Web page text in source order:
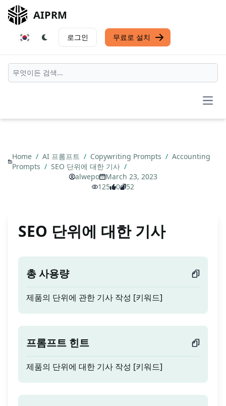
AIPRM
로그인 무료로 설치
Home / AI 프롬프트 / Copywriting Prompts / Accounting
Prompts / SEO 단위에 대한 기사 /
alwepo
March 23, 2023
125
0 52
SEO 단위에 대한 기사
총 사용량
제품의 단위에 관한 기사 작성 [키워드]
프롬프트 힌트
제품의 단위에 대한 기사 작성 [키워드]